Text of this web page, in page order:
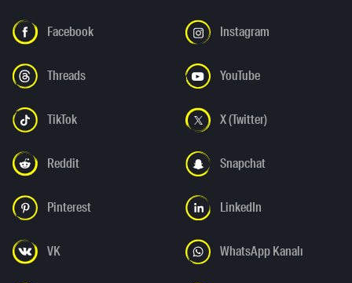
Facebook Instagram
Threads YouTube
TikTok X (Twitter)
Reddit Snapchat
Pinterest LinkedIn
VK WhatsApp Kanalı